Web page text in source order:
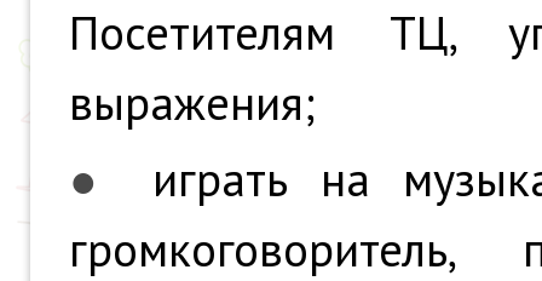
Посетителям ТЦ,
выражения;
● играть на